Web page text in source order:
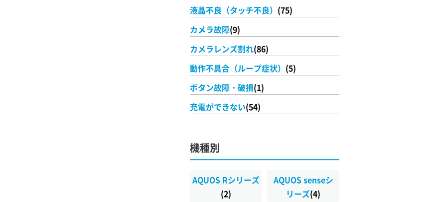
液晶不良（タッチ不良） (75)
カメラ故障(9)
カメラレンズ割れ(86)
動作不具合（ループ症状） (5)
ボタン故障・破損(1)
充電ができない(54)
機種別
AQUOS Rシリーズ
(2)
AQUOS senseシ
リーズ(4)